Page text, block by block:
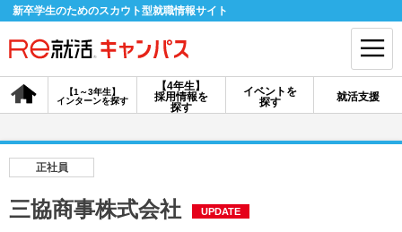
新卒学生のためのスカウト型就職情報サイト
【4年生】
採用情報を
探す
【1～3年生】
インターンを探す
イベントを
探す
就活支援
会員登録 ログイン
正社員
三協商事株式会社 UPDATE